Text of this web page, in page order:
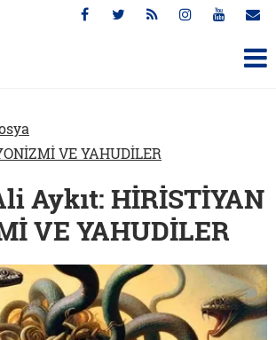
VE YAHUDİLER
Aykıt: HİRİSTİYAN
VE YAHUDİLER